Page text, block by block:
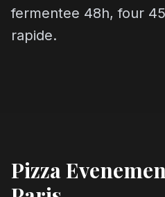
fermentee 48h, four
rapide.
Pizza